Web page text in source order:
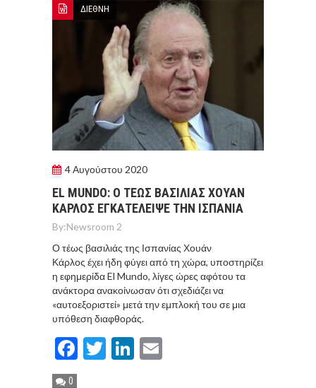
ΔΙΕΘΝΗ
4 Αυγούστου 2020
EL MUNDO: Ο ΤΕΩΣ ΒΑΣΙΛΙΑΣ ΧΟΥΑΝ
ΚΑΡΛΟΣ ΕΓΚΑΤΕΛΕΙΨΕ ΤΗΝ ΙΣΠΑΝΙΑ
By:Newsroom 2
Ο τέως βασιλιάς της Ισπανίας Χουάν
Κάρλος έχει ήδη φύγει από τη χώρα, υποστηρίζει
η εφημερίδα El Mundo, λίγες ώρες αφότου τα
ανάκτορα ανακοίνωσαν ότι σχεδιάζει να
«αυτοεξοριστεί» μετά την εμπλοκή του σε μια
υπόθεση διαφθοράς.
Facebook
TwitterLinkedIn
0